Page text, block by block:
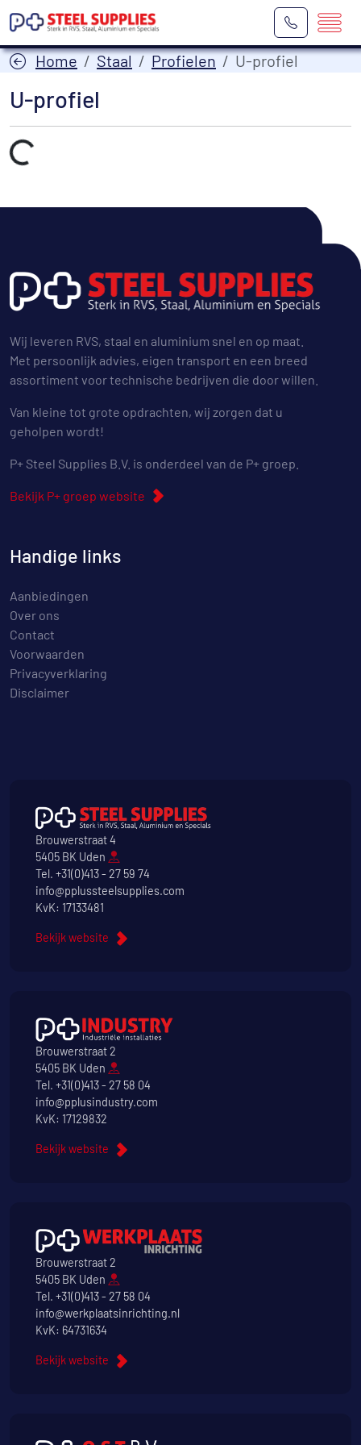
Home Staal Profielen U-profiel
U-profiel
Laden...
Wij leveren RVS, staal en aluminium snel en op maat.
Met persoonlijk advies, eigen transport en een breed
assortiment voor technische bedrijven die door willen.
Van kleine tot grote opdrachten, wij zorgen dat u
geholpen wordt!
P+ Steel Supplies B.V. is onderdeel van de P+ groep.
Bekijk P+ groep website
Handige links
Aanbiedingen
Over ons
Contact
Voorwaarden
Privacyverklaring
Disclaimer
Brouwerstraat 4
5405 BK Uden
Tel. +31(0)413 - 27 59 74
info@pplussteelsupplies.com
KvK: 17133481
Bekijk website
Brouwerstraat 2
5405 BK Uden
Tel. +31(0)413 - 27 58 04
info@pplusindustry.com
KvK: 17129832
Bekijk website
Brouwerstraat 2
5405 BK Uden
Tel. +31(0)413 - 27 58 04
info@werkplaatsinrichting.nl
KvK: 64731634
Bekijk website